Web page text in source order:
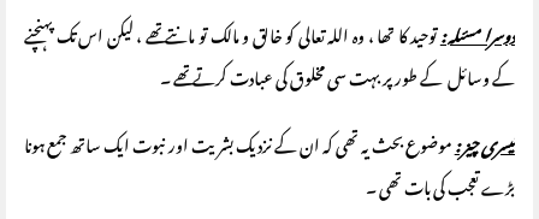
دوسرا مسئلہ :توحید کا تھا ، وہ اللہ تعالی کو خالق و مالک تو مانتے تھے ، لیکن اس تک پہنچنے
کے وسائل کے طور پر بہت سی مخلوق کی عبادت کرتے تھے ۔
تیسری چیز :موضوع بحث یہ تھی کہ ان کے نزدیک بشریت اور نبوت ایک ساتھ جمع ہونا
بڑے تعجب کی بات تھی ۔